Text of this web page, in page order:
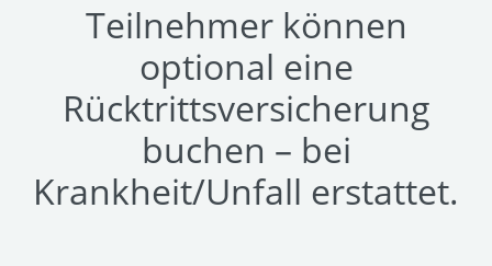
Teilnehmer können
optional eine
Rücktrittsversicherung
buchen – bei
Krankheit/Unfall erstattet.